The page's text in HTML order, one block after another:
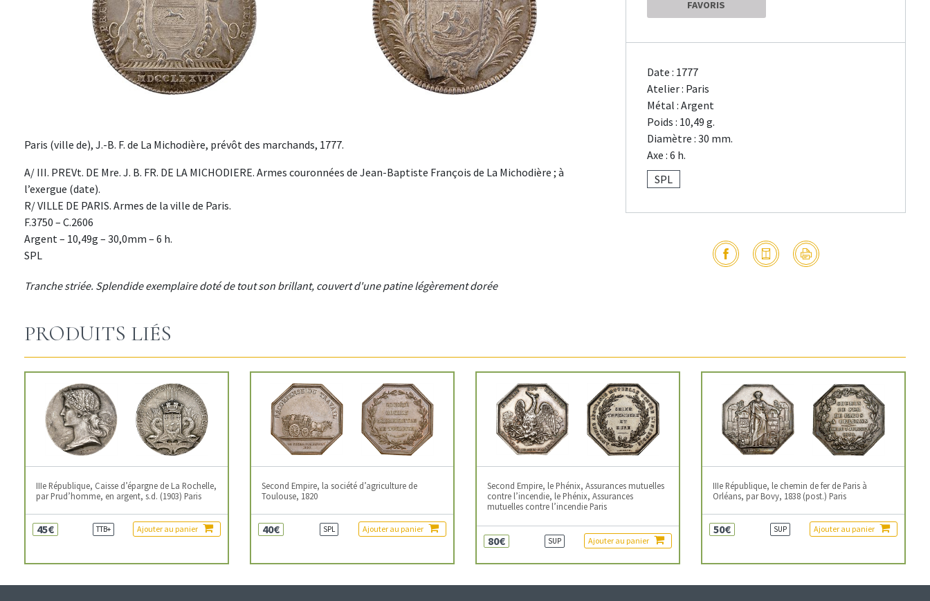
Paris (ville de), J.-B. F. de La Michodière, prévôt des marchands, 1777.
A/ III. PREVt. DE Mre. J. B. FR. DE LA MICHODIERE. Armes couronnées de Jean-Baptiste François de La Michodière ; à
l’exergue (date).
R/ VILLE DE PARIS. Armes de la ville de Paris.
F.3750 – C.2606
Argent – 10,49g – 30,0mm – 6 h.
SPL
Tranche striée. Splendide exemplaire doté de tout son brillant, couvert d'une patine légèrement dorée
FAVORIS
Date : 1777
Atelier : Paris
Métal : Argent
Poids : 10,49 g.
Diamètre : 30 mm.
Axe : 6 h.
SPL
PRODUITS LIÉS
IIIe République, Caisse d’épargne de La Rochelle,
par Prud’homme, en argent, s.d. (1903) Paris
45€ TTB+ Ajouter au panier
Second Empire, la société d’agriculture de
Toulouse, 1820
40€ SPL Ajouter au panier
Second Empire, le Phénix, Assurances mutuelles
contre l’incendie, le Phénix, Assurances
mutuelles contre l’incendie Paris
80€ SUP Ajouter au panier
IIIe République, le chemin de fer de Paris à
Orléans, par Bovy, 1838 (post.) Paris
50€ SUP Ajouter au panier